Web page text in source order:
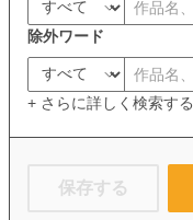
除外ワード
+ さらに詳しく検索する
保存する